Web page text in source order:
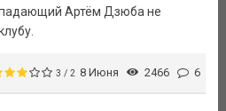
Артём Дзюба не
3 / 2 8 Июня 2466 6